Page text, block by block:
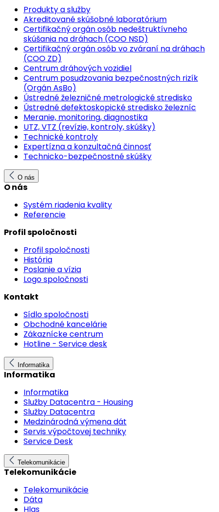
Produkty a služby
Akreditované skúšobné laboratórium
Certifikačný orgán osôb nedeštruktívneho
skúšania na dráhach (COO NSD)
Certifikačný orgán osôb vo zváraní na dráhach
(COO ZD)
Centrum dráhových vozidiel
Centrum posudzovania bezpečnostných rizík
(Orgán AsBo)
Ústredné železničné metrologické stredisko
Ústredné defektoskopické stredisko železníc
Meranie, monitoring, diagnostika
UTZ, VTZ (revízie, kontroly, skúšky)
Technické kontroly
Expertízna a konzultačná činnosť
Technicko-bezpečnostné skúšky
O nás
O nás
Systém riadenia kvality
Referencie
Profil spoločnosti
Profil spoločnosti
História
Poslanie a vízia
Logo spoločnosti
Kontakt
Sídlo spoločnosti
Obchodné kancelárie
Zákaznícke centrum
Hotline - Service desk
Informatika
Informatika
Informatika
Služby Datacentra - Housing
Služby Datacentra
Medzinárodná výmena dát
Servis výpočtovej techniky
Service Desk
Telekomunikácie
Telekomunikácie
Telekomunikácie
Dáta
Hlas